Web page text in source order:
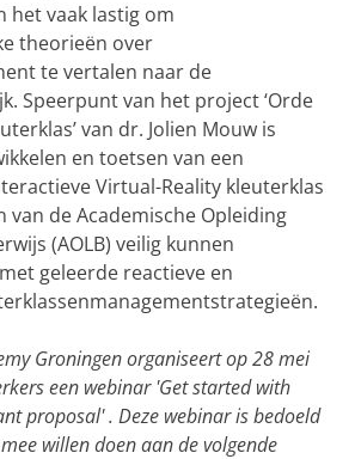
het vaak lastig om
theorieën over
te vertalen naar de
Speerpunt van het project ‘Orde
van dr. Jolien Mouw is
en toetsen van een
Virtual-Reality kleuterklas
de Academische Opleiding
(AOLB) veilig kunnen
geleerde reactieve en
Groningen organiseert op 28 mei
een webinar 'Get started with
proposal' . Deze webinar is bedoeld
willen doen aan de volgende